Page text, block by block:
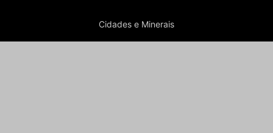
Cidades e Minerais